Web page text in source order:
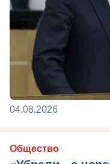
04.08.2026
Общество